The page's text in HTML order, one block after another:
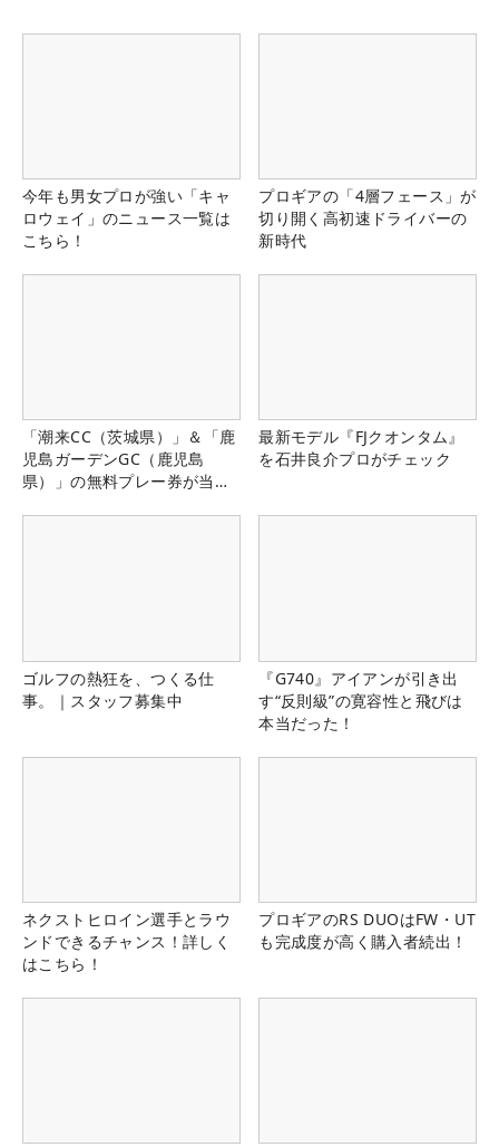
今年も男女プロが強い「キャ
ロウェイ」のニュース一覧は
こちら！
プロギアの「4層フェース」が
切り開く高初速ドライバーの
新時代
「潮来CC（茨城県）」＆「鹿
児島ガーデンGC（鹿児島
県）」の無料プレー券が当た
最新モデル『FJクオンタム』
を石井良介プロがチェック
ゴルフの熱狂を、つくる仕
事。｜スタッフ募集中
『G740』アイアンが引き出
す“反則級”の寛容性と飛びは
本当だった！
ネクストヒロイン選手とラウ
ンドできるチャンス！詳しく
はこちら！
プロギアのRS DUOはFW・UT
も完成度が高く購入者続出！